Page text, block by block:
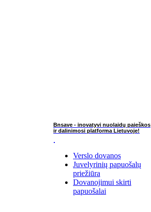
Bnsave - inovatyvi nuolaidų paieškos
ir dalinimosi platforma Lietuvoje!
Verslo dovanos
Juvelyrinių papuošalų
priežiūra
Dovanojimui skirti
papuošalai